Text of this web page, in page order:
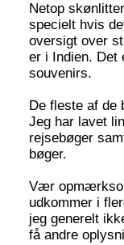
Netop
specielt hvis
oversigt over
er i Indien. Det
souvenirs.
De fleste af de
Jeg har lavet
rejsebøger
bøger.
Vær
udkommer i
jeg generelt
få andre